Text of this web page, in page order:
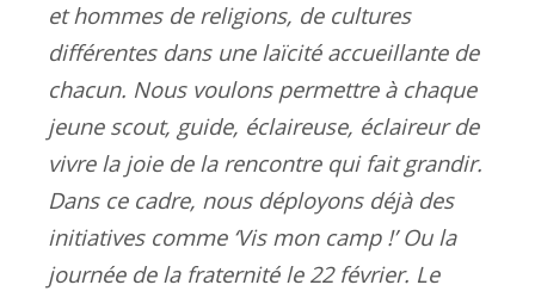
et hommes de religions, de cultures
différentes dans une laïcité accueillante de
chacun. Nous voulons permettre à chaque
jeune scout, guide, éclaireuse, éclaireur de
vivre la joie de la rencontre qui fait grandir.
Dans ce cadre, nous déployons déjà des
initiatives comme ‘Vis mon camp !’ Ou la
journée de la fraternité le 22 février. Le